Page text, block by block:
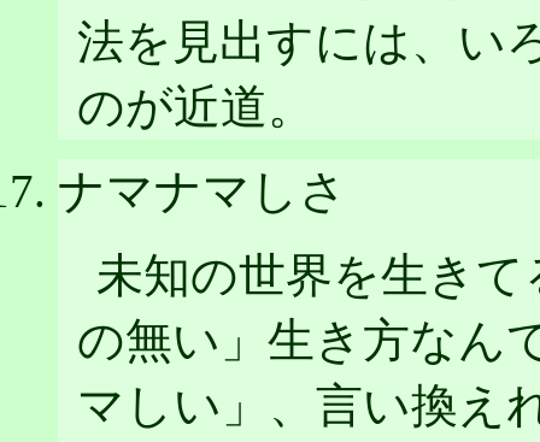
法を見出すには、い
のが近道。
ナマナマしさ
未知の世界を生き
の無い」生き方なん
マしい」、言い換え